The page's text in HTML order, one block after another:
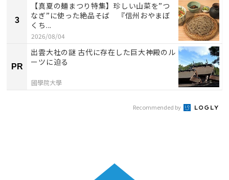
3
【真夏の麺まつり特集】珍しい山菜を”つ
なぎ”に使った絶品そば 『信州おやまぼ
くち...
2026/08/04
PR
出雲大社の謎 古代に存在した巨大神殿のル
ーツに迫る
國學院大學
Recommended by